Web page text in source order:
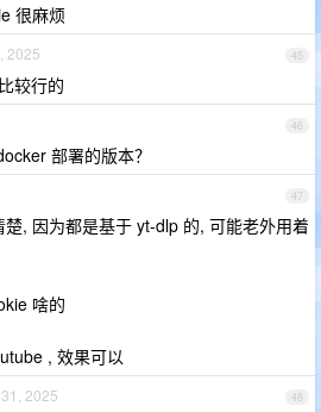
很麻烦
45
2025
较行的
46
部署的版本？
47
楚, 因为都是基于 yt-dlp 的, 可能老外用着
啥的
, 效果可以
48
2025